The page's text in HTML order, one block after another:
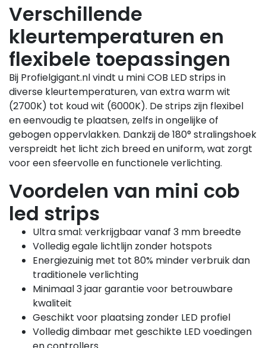
Verschillende
kleurtemperaturen en
flexibele toepassingen
Bij Profielgigant.nl vindt u mini COB LED strips in
diverse kleurtemperaturen, van extra warm wit
(2700K) tot koud wit (6000K). De strips zijn flexibel
en eenvoudig te plaatsen, zelfs in ongelijke of
gebogen oppervlakken. Dankzij de 180° stralingshoek
verspreidt het licht zich breed en uniform, wat zorgt
voor een sfeervolle en functionele verlichting.
Voordelen van mini cob
led strips
Ultra smal: verkrijgbaar vanaf 3 mm breedte
Volledig egale lichtlijn zonder hotspots
Energiezuinig met tot 80% minder verbruik dan
traditionele verlichting
Minimaal 3 jaar garantie voor betrouwbare
kwaliteit
Geschikt voor plaatsing zonder LED profiel
Volledig dimbaar met geschikte LED voedingen